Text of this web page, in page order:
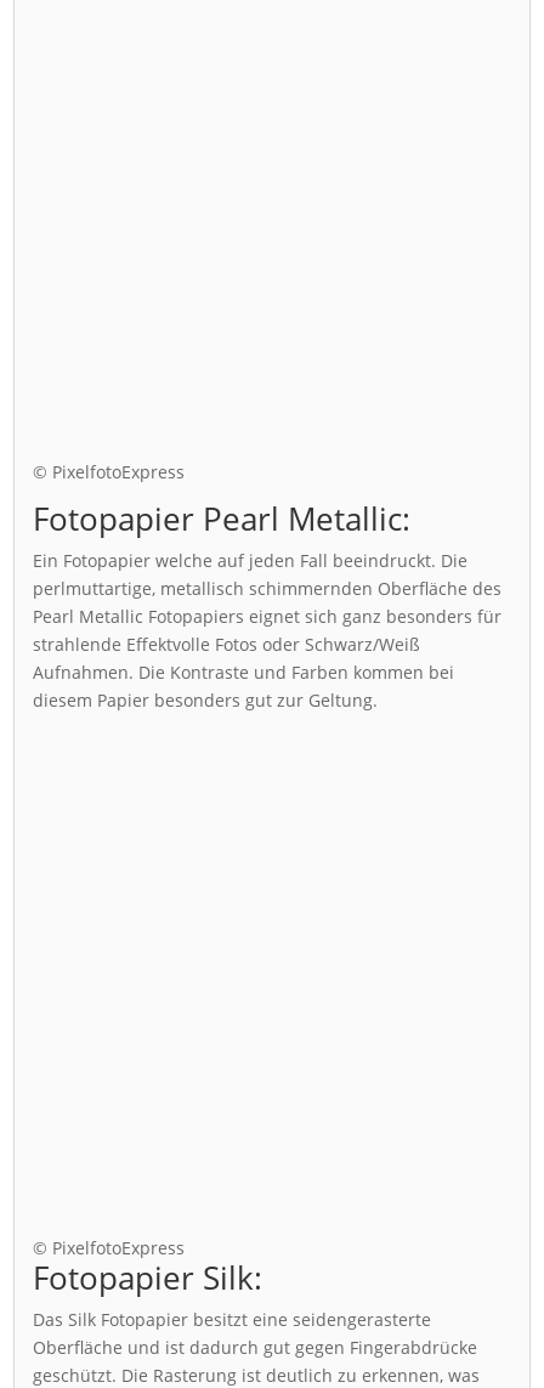
© PixelfotoExpress
Fotopapier Pearl Metallic:
Ein Fotopapier welche auf jeden Fall beeindruckt. Die
perlmuttartige, metallisch schimmernden Oberfläche des
Pearl Metallic Fotopapiers eignet sich ganz besonders für
strahlende Effektvolle Fotos oder Schwarz/Weiß
Aufnahmen. Die Kontraste und Farben kommen bei
diesem Papier besonders gut zur Geltung.
© PixelfotoExpress
Fotopapier Silk:
Das Silk Fotopapier besitzt eine seidengerasterte
Oberfläche und ist dadurch gut gegen Fingerabdrücke
geschützt. Die Rasterung ist deutlich zu erkennen, was